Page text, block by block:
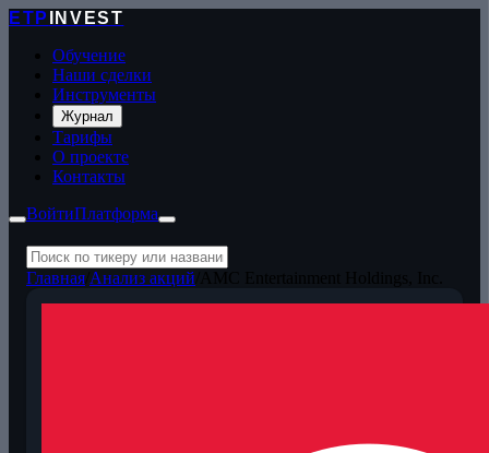
ETP
INVEST
Обучение
Наши сделки
Инструменты
Журнал
Тарифы
О проекте
Контакты
ВойтиПлатформа
Главная Анализ акций